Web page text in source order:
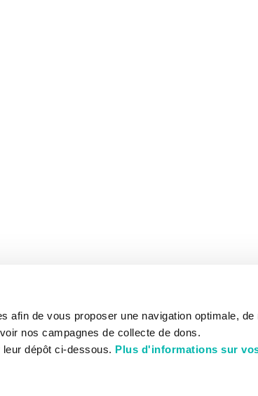
afin de vous proposer une navigation optimale,
nos campagnes de collecte de dons.
dépôt ci-dessous. Plus d'informations sur